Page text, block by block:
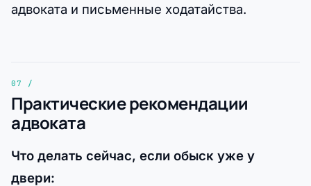
адвоката и письменные ходатайства.
Практические рекомендации
адвоката
Что делать сейчас, если обыск уже у
двери: